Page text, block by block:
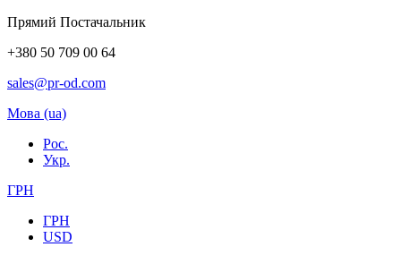
Прямий Постачальник
+380 50 709 00 64
sales@pr-od.com
Мова (ua)
Рос.
Укр.
ГРН
ГРН
USD